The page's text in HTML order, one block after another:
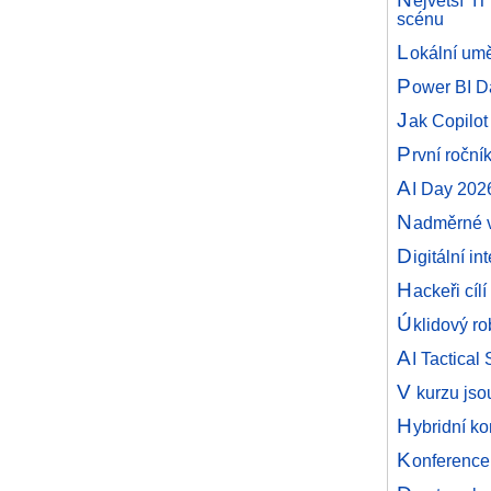
scénu
Lokální
Power BI
Jak
První
AI Day
Nadměrné
Digitální
Hackeři cílí
Úklidový
AI Tactical
V kurzu
Hybridní
K